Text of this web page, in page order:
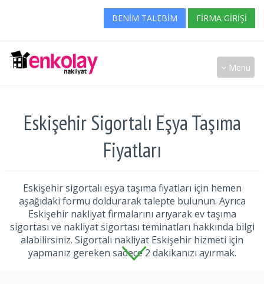
BENIM TALEBIM FIRMA GIRIŞI
Menü
Eskişehir Sigortalı Eşya Taşıma
Fiyatları
Eskişehir sigortalı eşya taşıma fiyatları için hemen
aşağıdaki formu doldurarak talepte bulunun. Ayrıca
Eskişehir nakliyat firmalarını arıyarak ev taşıma
sigortası ve nakliyat sigortası teminatları hakkında bilgi
alabilirsiniz. Sigortalı nakliyat Eskişehir hizmeti için
yapmanız gereken sadece 2 dakikanızı ayırmak.